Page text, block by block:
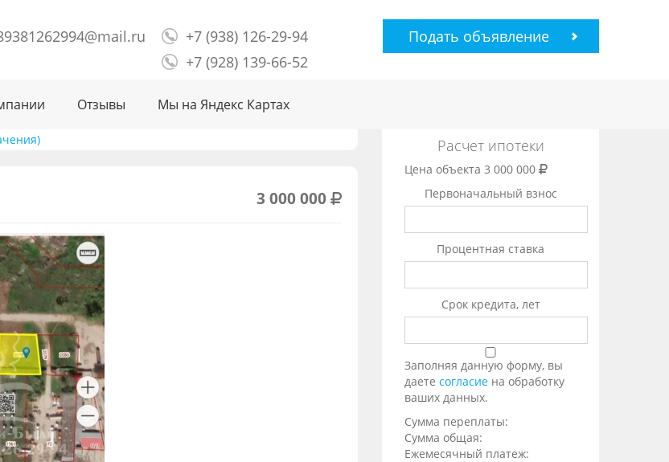
+7 (938) 126-29-94
+7 (928) 139-66-52
Подать объявление
Отзывы Мы на Яндекс Картах
3 000 000
Расчет ипотеки
Цена объекта 3 000 000
Первоначальный взнос
Процентная ставка
Срок кредита, лет
Заполняя данную форму, вы
даете согласие на обработку
ваших данных.
Сумма переплаты:
Сумма общая:
Ежемесячный платеж: